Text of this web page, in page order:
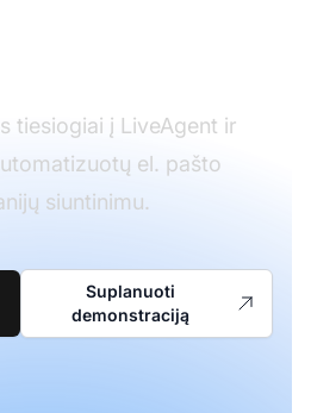
tiesiogiai į LiveAgent ir
el. pašto
siuntinimu.
Suplanuoti
demonstraciją